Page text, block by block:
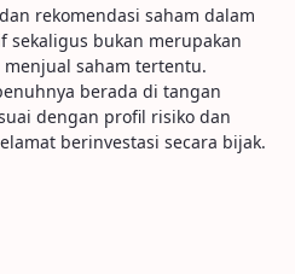
rekomendasi saham dalam
bukan merupakan
saham tertentu.
berada di tangan
dengan profil risiko dan
berinvestasi secara bijak.